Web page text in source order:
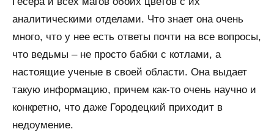
аналитическими отделами. Что знает она очень
много, что у нее есть ответы почти на все вопросы,
что ведьмы – не просто бабки с котлами, а
настоящие ученые в своей области. Она выдает
такую информацию, причем как-то очень научно и
конкретно, что даже Городецкий приходит в
недоумение.